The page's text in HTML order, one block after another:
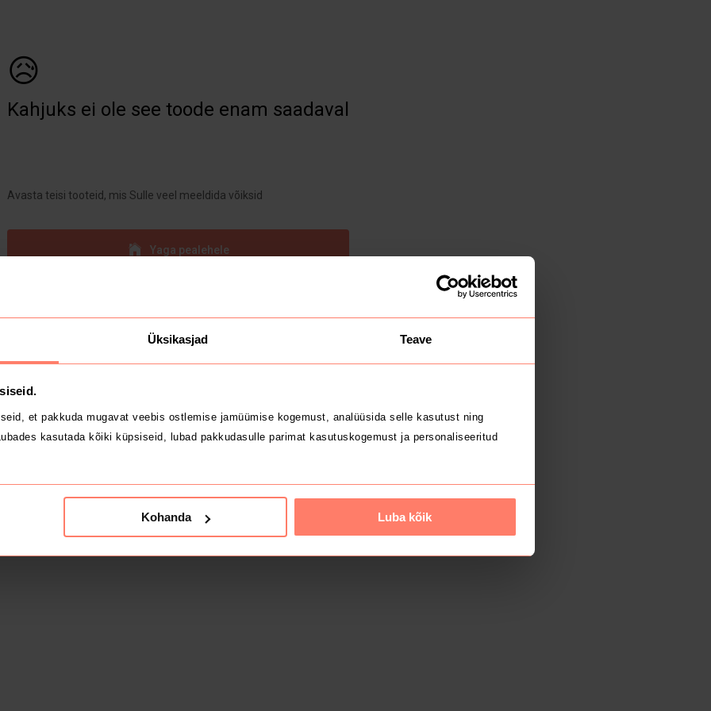
Üksikasjad Teave
et pakkuda mugavat veebis ostlemise jamüümise kogemust, analüüsida selle kasutust ning
kasutada kõiki küpsiseid, lubad pakkudasulle parimat kasutuskogemust ja personaliseeritud
Kohanda Luba kõik
😥
Kahjuks ei ole see toode enam saadaval
Avasta teisi tooteid, mis Sulle veel meeldida võiksid
Yaga pealehele